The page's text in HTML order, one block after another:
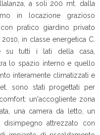
a soli 200 mt. dalla
in locazione grazioso
pratico giardino privato
in classe energetica C.
su tutti i lati della casa,
lo spazio interno e quello
interamente climatizzati e
sono stati progettati per
un'accogliente zona
una camera da letto, un
attrezzato con